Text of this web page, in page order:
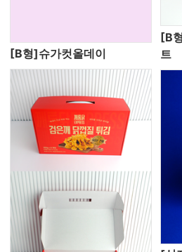
[B형]슈가컷올데이
[B
트